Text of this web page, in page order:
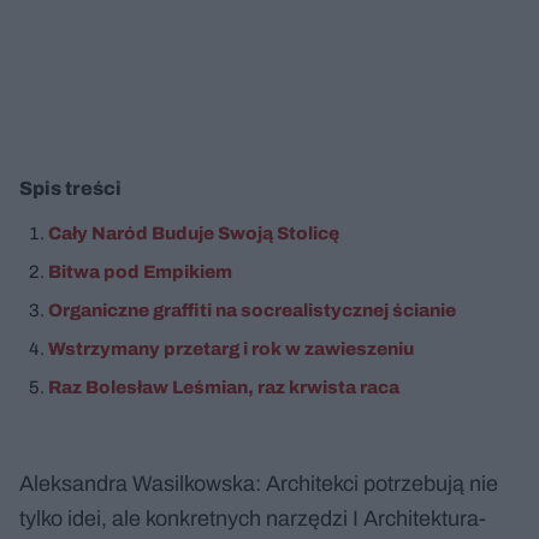
Spis treści
Cały Naród Buduje Swoją Stolicę
Bitwa pod Empikiem
Organiczne graffiti na socrealistycznej ścianie
Wstrzymany przetarg i rok w zawieszeniu
Raz Bolesław Leśmian, raz krwista raca
Aleksandra Wasilkowska: Architekci potrzebują nie
tylko idei, ale konkretnych narzędzi I Architektura-